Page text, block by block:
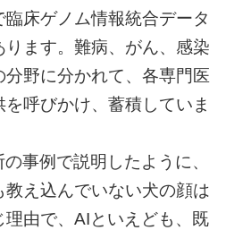
床ゲノム情報統合データ
ます。難病、がん、感染
野に分かれて、各専門医
呼びかけ、蓄積していま
事例で説明したように、
え込んでいない犬の顔は
由で、AIといえども、既